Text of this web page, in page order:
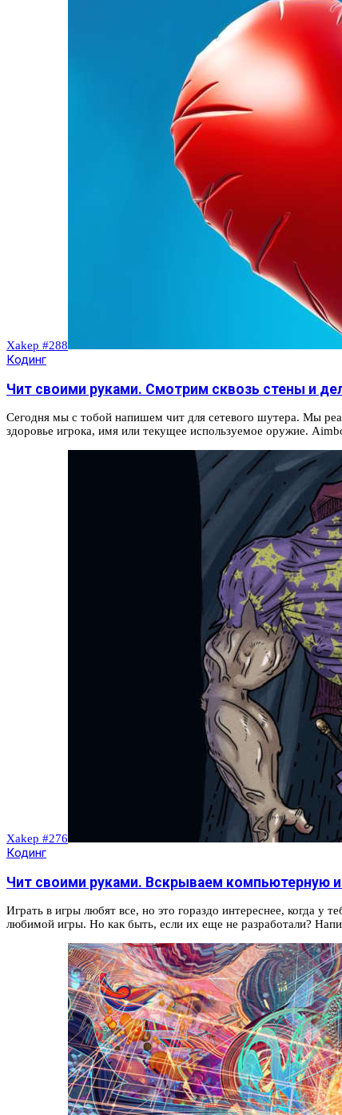
Xakep #288
Кодинг
Чит своими руками. Смотрим сквозь стены и
Сегодня мы с тобой напишем чит для сетевого шутера. Мы
здоровье игрока, имя или текущее используемое оружие.
Xakep #276
Кодинг
Чит своими руками. Вскрываем компьютерную
Играть в игры любят все, но это гораздо интереснее, когда у
любимой игры. Но как быть, если их еще не разработали?